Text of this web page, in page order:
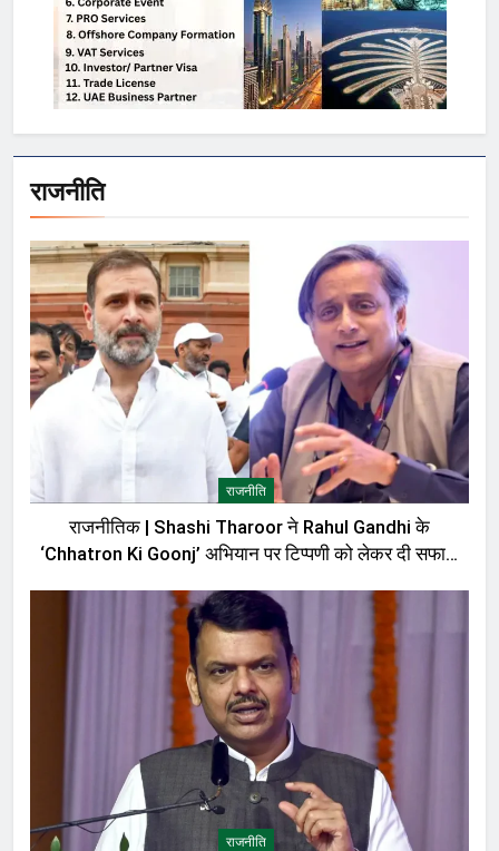
राजनीति
राजनीति
राजनीतिक | Shashi Tharoor ने Rahul Gandhi के
‘Chhatron Ki Goonj’ अभियान पर टिप्पणी को लेकर दी सफाई,
राजनीति